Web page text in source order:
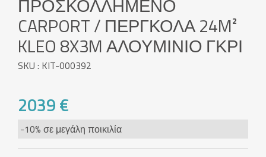
ΠΡΟΣΚΟΛΛΗΜΈΝΟ
CARPORT / ΠΈΡΓΚΟΛΑ 24M²
KLEO 8X3M ΑΛΟΥΜΊΝΙΟ ΓΚΡΙ
SKU : KIT-000392
2039 €
-10% σε μεγάλη ποικιλία